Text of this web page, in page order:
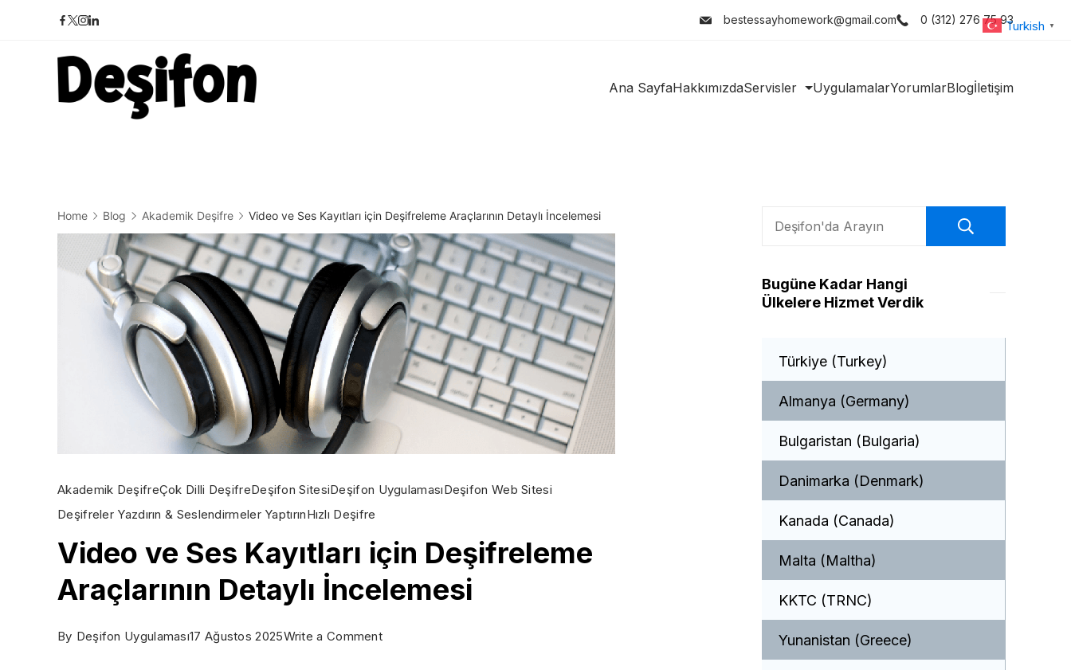
bestessayhomework@gmail.com 0 (312) 276 75 93
Ana SayfaHakkımızdaServisler UygulamalarYorumlarBlogİletişim
Home Blog Akademik Deşifre Video ve Ses Kayıtları için Deşifreleme Araçlarının Detaylı İncelemesi
Akademik DeşifreÇok Dilli DeşifreDeşifon SitesiDeşifon UygulamasıDeşifon Web Sitesi
Deşifreler Yazdırın & Seslendirmeler YaptırınHızlı Deşifre
Video ve Ses Kayıtları için Deşifreleme
Araçlarının Detaylı İncelemesi
By Deşifon Uygulaması17 Ağustos 2025Write a Commenton
Bugüne Kadar Hangi
Ülkelere Hizmet Verdik
Türkiye (Turkey)
Almanya (Germany)
Bulgaristan (Bulgaria)
Danimarka (Denmark)
Kanada (Canada)
Malta (Maltha)
KKTC (TRNC)
Yunanistan (Greece)
Turkish ▼